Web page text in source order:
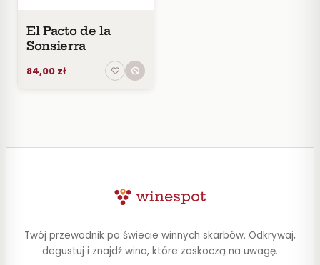
El Pacto de la
Sonsierra
84,00 zł
Twój przewodnik po świecie winnych skarbów. Odkrywaj,
degustuj i znajdź wina, które zaskoczą na uwagę.